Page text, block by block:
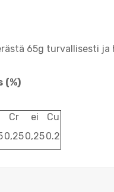
65g turvallisesti ja
(%)
Cr ei
Cu
0,250,250.2